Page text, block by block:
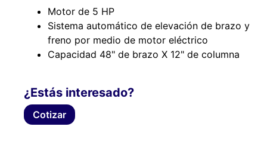
Motor de 5 HP
Sistema automático de elevación de brazo y
freno por medio de motor eléctrico
Capacidad 48" de brazo X 12" de columna
¿Estás interesado?
Cotizar